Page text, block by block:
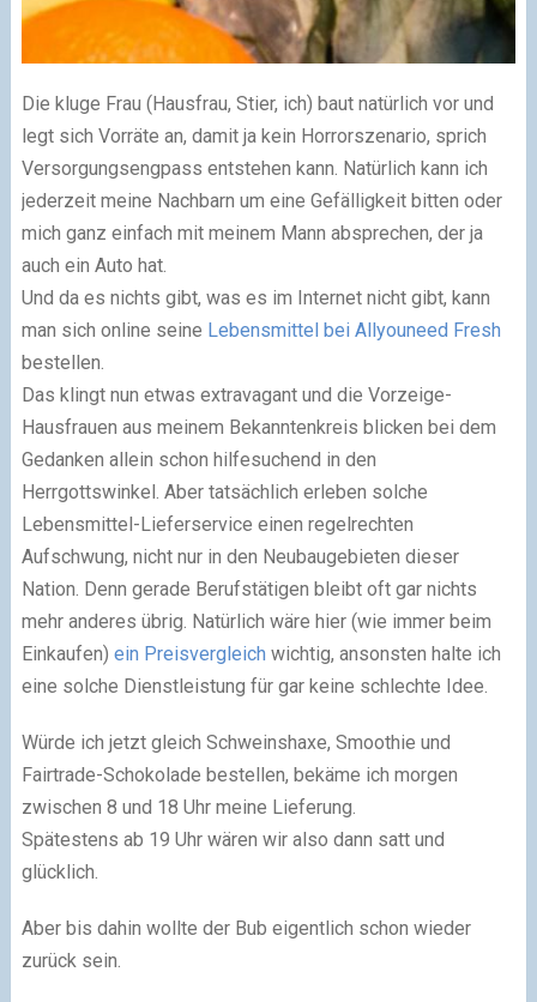
Die kluge Frau (Hausfrau, Stier, ich) baut natürlich vor und
legt sich Vorräte an, damit ja kein Horrorszenario, sprich
Versorgungsengpass entstehen kann. Natürlich kann ich
jederzeit meine Nachbarn um eine Gefälligkeit bitten oder
mich ganz einfach mit meinem Mann absprechen, der ja
auch ein Auto hat.
Und da es nichts gibt, was es im Internet nicht gibt, kann
man sich online seine Lebensmittel bei Allyouneed Fresh
bestellen.
Das klingt nun etwas extravagant und die Vorzeige-
Hausfrauen aus meinem Bekanntenkreis blicken bei dem
Gedanken allein schon hilfesuchend in den
Herrgottswinkel. Aber tatsächlich erleben solche
Lebensmittel-Lieferservice einen regelrechten
Aufschwung, nicht nur in den Neubaugebieten dieser
Nation. Denn gerade Berufstätigen bleibt oft gar nichts
mehr anderes übrig. Natürlich wäre hier (wie immer beim
Einkaufen) ein Preisvergleich wichtig, ansonsten halte ich
eine solche Dienstleistung für gar keine schlechte Idee.
Würde ich jetzt gleich Schweinshaxe, Smoothie und
Fairtrade-Schokolade bestellen, bekäme ich morgen
zwischen 8 und 18 Uhr meine Lieferung.
Spätestens ab 19 Uhr wären wir also dann satt und
glücklich.
Aber bis dahin wollte der Bub eigentlich schon wieder
zurück sein.